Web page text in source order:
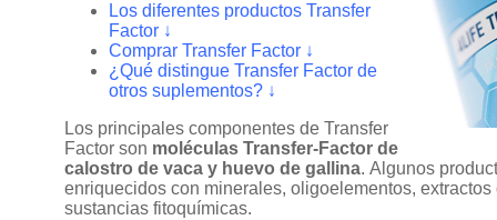
Los diferentes productos Transfer
Factor ↓
Comprar Transfer Factor ↓
¿Qué distingue Transfer Factor de
otros suplementos? ↓
Los principales componentes de Transfer
Factor son moléculas Transfer-Factor de
calostro de vaca y huevo de gallina. Algunos
enriquecidos con minerales, oligoelementos, extractos
sustancias fitoquímicas.